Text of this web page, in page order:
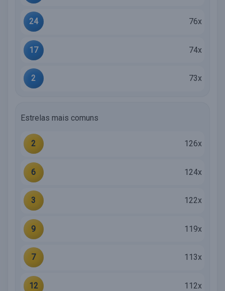
24 76x
17 74x
2 73x
Estrelas mais comuns
2 126x
6 124x
3 122x
9 119x
7 113x
12 112x